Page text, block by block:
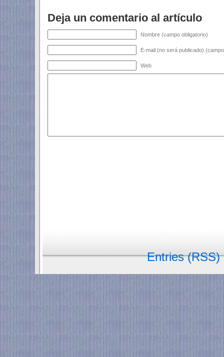
Deja un comentario al artículo
Nombre (campo obligatorio)
E-mail (no será publicado)
Web
Entries (RSS)